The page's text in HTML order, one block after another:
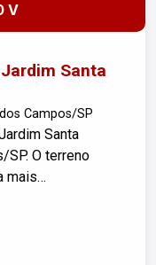
V
Santa
Campos/SP
Santa
SP. O terreno
mais